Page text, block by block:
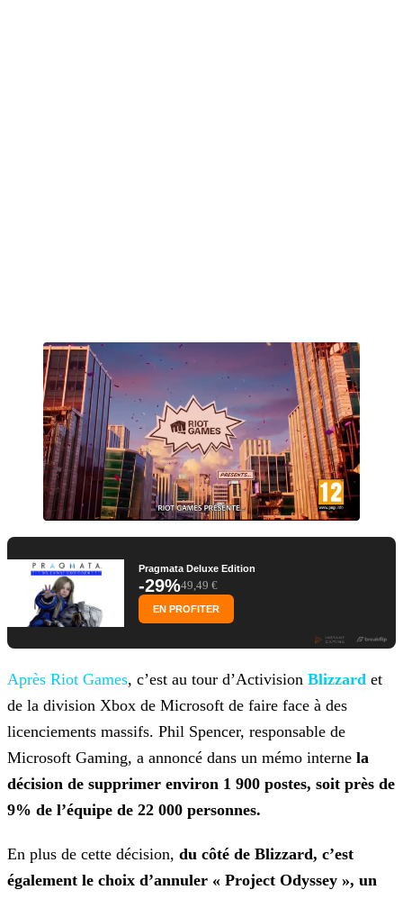
Pragmata Deluxe Edition
-29%49,49 €
EN PROFITER
Après Riot Games, c’est au tour d’Activision Blizzard et
de la division Xbox de Microsoft de faire face à des
licenciements massifs. Phil Spencer, responsable de
Microsoft Gaming, a annoncé dans un mémo interne la
décision de supprimer environ 1 900 postes, soit près de
9% de l’équipe de 22 000 personnes.
En plus de cette décision, du côté de Blizzard, c’est
également le choix d’annuler « Project Odyssey », un